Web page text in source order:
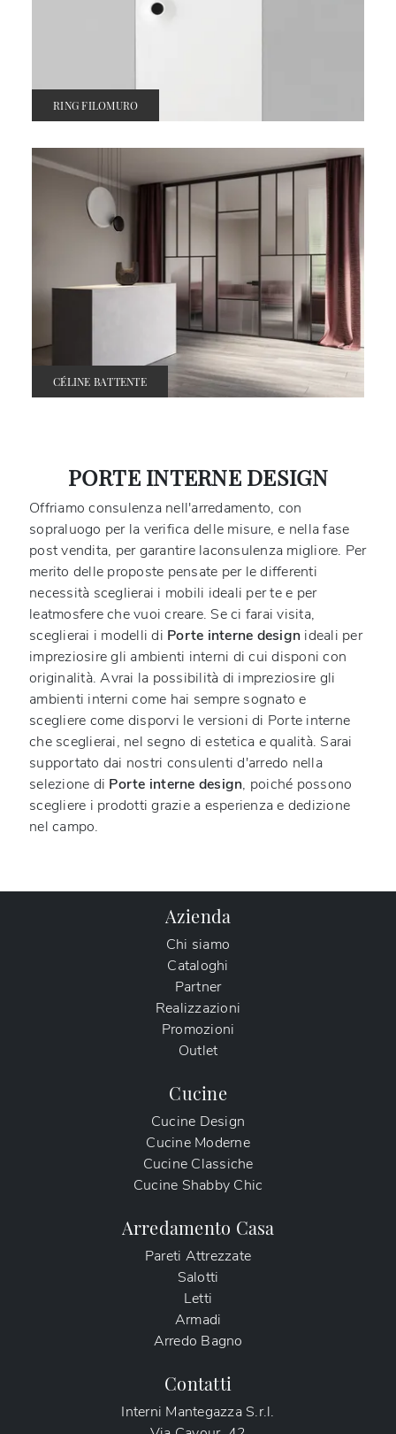
RING FILOMURO
CÉLINE BATTENTE
PORTE INTERNE DESIGN
Offriamo consulenza nell'arredamento, con
sopraluogo per la verifica delle misure, e nella fase
post vendita, per garantire laconsulenza migliore. Per
merito delle proposte pensate per le differenti
necessità sceglierai i mobili ideali per te e per
leatmosfere che vuoi creare. Se ci farai visita,
sceglierai i modelli di Porte interne design ideali per
impreziosire gli ambienti interni di cui disponi con
originalità. Avrai la possibilità di impreziosire gli
ambienti interni come hai sempre sognato e
scegliere come disporvi le versioni di Porte interne
che sceglierai, nel segno di estetica e qualità. Sarai
supportato dai nostri consulenti d'arredo nella
selezione di Porte interne design, poiché possono
scegliere i prodotti grazie a esperienza e dedizione
nel campo.
Azienda
Chi siamo
Cataloghi
Partner
Realizzazioni
Promozioni
Outlet
Cucine
Cucine Design
Cucine Moderne
Cucine Classiche
Cucine Shabby Chic
Arredamento Casa
Pareti Attrezzate
Salotti
Letti
Armadi
Arredo Bagno
Contatti
Interni Mantegazza S.r.l.